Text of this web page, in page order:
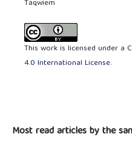
Taqwiem
This work is licensed under a
4.0 International License.
Most read articles by the